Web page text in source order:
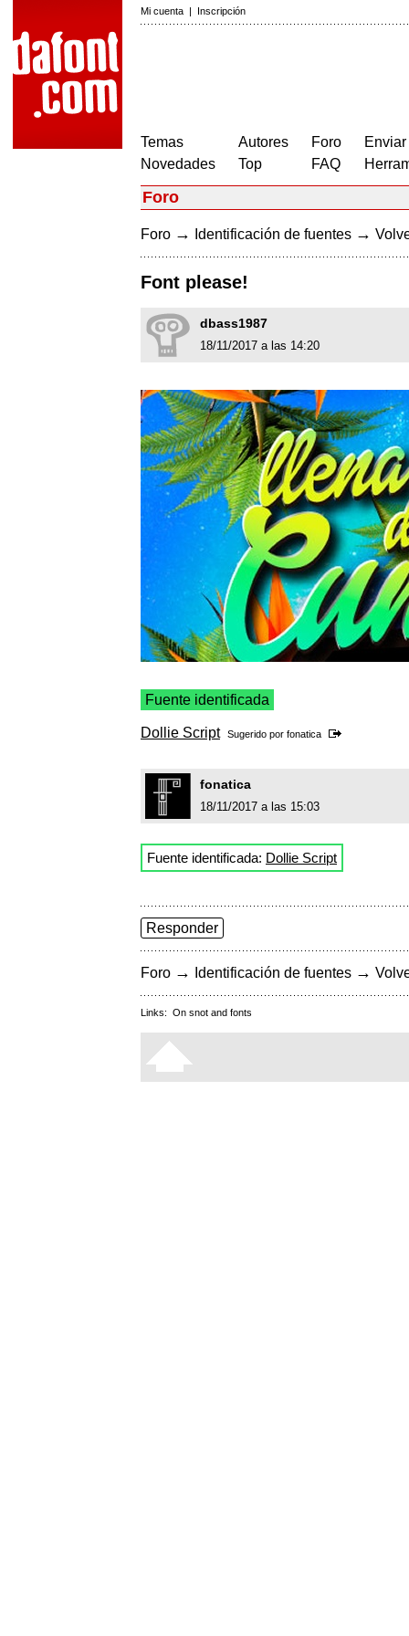
Mi cuenta | Inscripción
Temas
Novedades
Autores
Top
Foro
FAQ
Foro
Foro → Identificación de fuentes →
Font please!
dbass1987
18/11/2017 a las 14:20
Fuente identificada
Dollie Script Sugerido por fonatica
fonatica
18/11/2017 a las 15:03
Fuente identificada: Dollie Script
Responder
Foro → Identificación de fuentes →
Links: On snot and fonts